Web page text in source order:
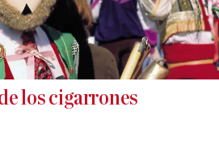
los cigarrones